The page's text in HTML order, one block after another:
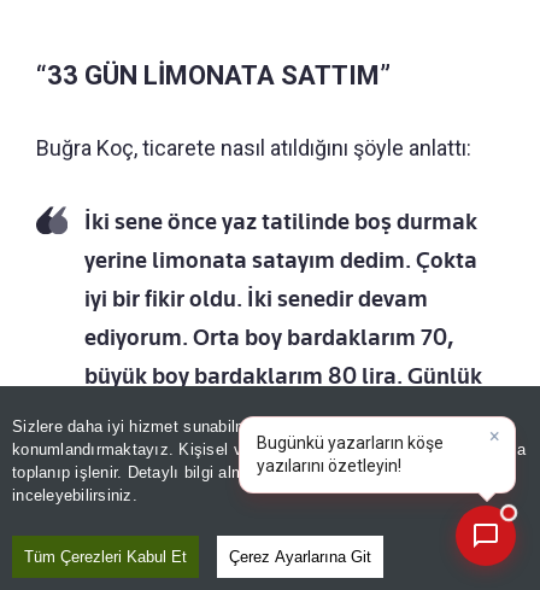
Sizlere daha iyi hizmet sunabilmek adına sitemizde
konumlandırmaktayız. Kişisel verileriniz, KVKK ve GDPR kapsamında
toplanıp işlenir. Detaylı bilgi almak içinAydınlatma Metnimizi
inceleyebilirsiniz.
Tüm Çerezleri Kabul Et Çerez Ayarlarına Git
“33 GÜN LİMONATA SATTIM”
Buğra Koç, ticarete nasıl atıldığını şöyle anlattı:
İki sene önce yaz tatilinde boş durmak
yerine limonata satayım dedim. Çokta
iyi bir fikir oldu. İki senedir devam
ediyorum. Orta boy bardaklarım 70,
büyük boy bardaklarım 80 lira. Günlük
kazancımda 3 bin lirayı geçiyor. Bu sene
yaz tatilinde 33 gün limonata sattım.
Bugün 33. günüm. 14'üncü günümde
kendime akıllı telefon aldım. O günden
sonra da para biriktirmeye başladım.
Bugünkü yazarların kö